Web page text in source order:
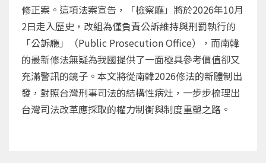
修正案。這項法案宣告，「檢察廳」將於2026年10月
2日走入歷史，改組為僅負責公訴維持與刑罰執行的
「公訴廳」（Public Prosecution Office），而南韓
的最新修法無疑為我國提供了一面極具參考價值卻又
充滿警訊的鏡子。本文將從南韓2026修法的新體制出
發，對照台灣刑事司法的結構性病灶，一步步梳理出
台灣司法改革應採取的權力制衡與制度重塑之路。